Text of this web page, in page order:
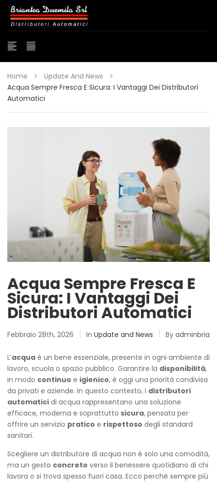
Home > Update And News
>
Acqua Sempre Fresca E Sicura: I Vantaggi Dei Distributori
Automatici
Acqua Sempre Fresca E
Sicura: I Vantaggi Dei
Distributori Automatici
Febbraio 28th, 2026 In Update and News By adminbria
L’acqua è un bene essenziale, presente in ogni ambiente di
lavoro, scuola o spazio pubblico. Garantire la disponibilità,
in modo continuo e igienico, è oggi una priorità condivisa
da privati e aziende. In questo contesto, i distributori
automatici di acqua rappresentano una soluzione
efficace, moderna e soprattutto sicura, pensata per
offrire un servizio pratico e rispettoso degli standard
sanitari.
Scegliere un distributore di acqua non è solo una comodità,
ma un gesto concreto verso il benessere quotidiano di chi
lavora o si trova spesso fuori casa. Ecco perché sempre più